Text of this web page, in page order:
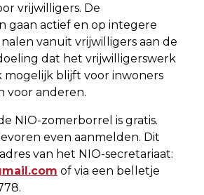
vrijwilligers. De
gaan actief en op integere
vanuit vrijwilligers aan de
dat het vrijwilligerswerk
mogelijk blijft voor inwoners
voor anderen.
NIO-zomerborrel is gratis.
even aanmelden. Dit
van het NIO-secretariaat:
of via een belletje